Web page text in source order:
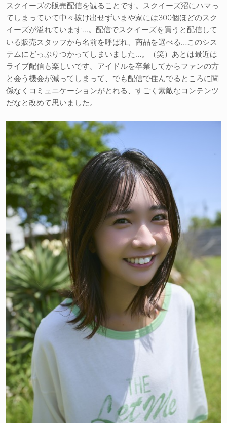
スクイーズの販売配信を観ることです。スクイーズ沼にハマっ
てしまっていて中々抜け出せずいまや家には300個ほどのスク
イーズが溢れています…。配信でスクイーズを買うと配信して
いる販売スタッフから名前を呼ばれ、商品を選べる…このシス
テムにどっぷりつかってしまいました…。（笑）あとは最近は
ライブ配信も楽しいです。アイドルを卒業してからファンの方
と会う機会が減ってしまって、でも配信で住んでるところに関
係なくコミュニケーションがとれる、すごく素敵なコンテンツ
だなと改めて思いました。